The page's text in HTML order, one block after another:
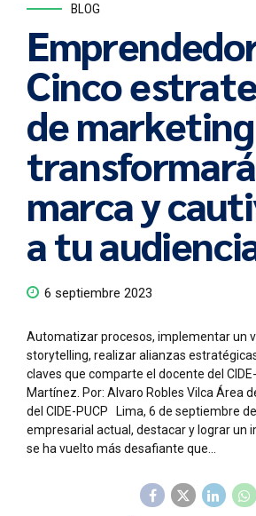
BLOG
Cinco
de
marca y
a tu
6 septiembre 2023
Automatizar procesos, implementar un
storytelling, realizar alianzas
claves que comparte el docente del
Martínez. Por: Alvaro Robles Vilca Área
del CIDE-PUCP Lima, 6 de septiembre
empresarial actual, destacar y lograr un
se ha vuelto más desafiante que...